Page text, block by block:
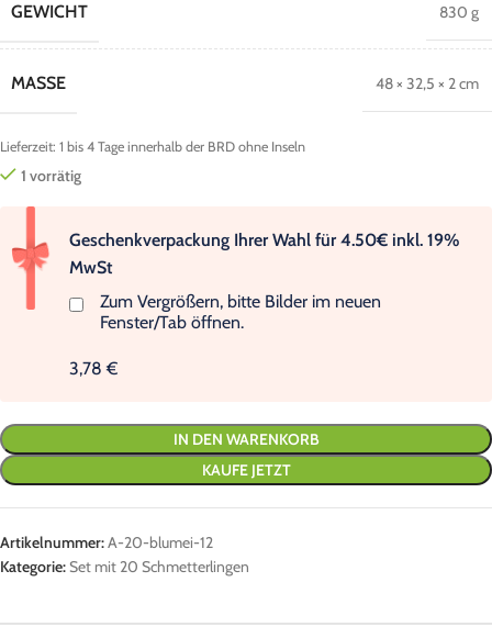
GEWICHT 830 g
MASSE 48 × 32,5 × 2 cm
Lieferzeit: 1 bis 4 Tage innerhalb der BRD ohne Inseln
1 vorrätig
Geschenkverpackung Ihrer Wahl für 4.50€ inkl. 19%
MwSt
Zum Vergrößern, bitte Bilder im neuen
Fenster/Tab öffnen.
3,78 €
IN DEN WARENKORB
KAUFE JETZT
Artikelnummer:A-20-blumei-12
Kategorie:Set mit 20 Schmetterlingen